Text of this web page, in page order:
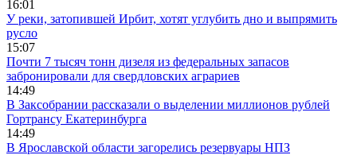
16:01
У реки, затопившей Ирбит, хотят углубить дно и выпрямить
русло
15:07
Почти 7 тысяч тонн дизеля из федеральных запасов
забронировали для свердловских аграриев
14:49
В Заксобрании рассказали о выделении миллионов рублей
Гортрансу Екатеринбурга
14:49
В Ярославской области загорелись резервуары НПЗ